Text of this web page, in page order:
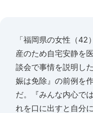
「福岡県の女性（
産のため自宅安静を
談会で事情を説明し
娠は免除』の前例を
だ。『みんな内心で
れを口に出すと自分